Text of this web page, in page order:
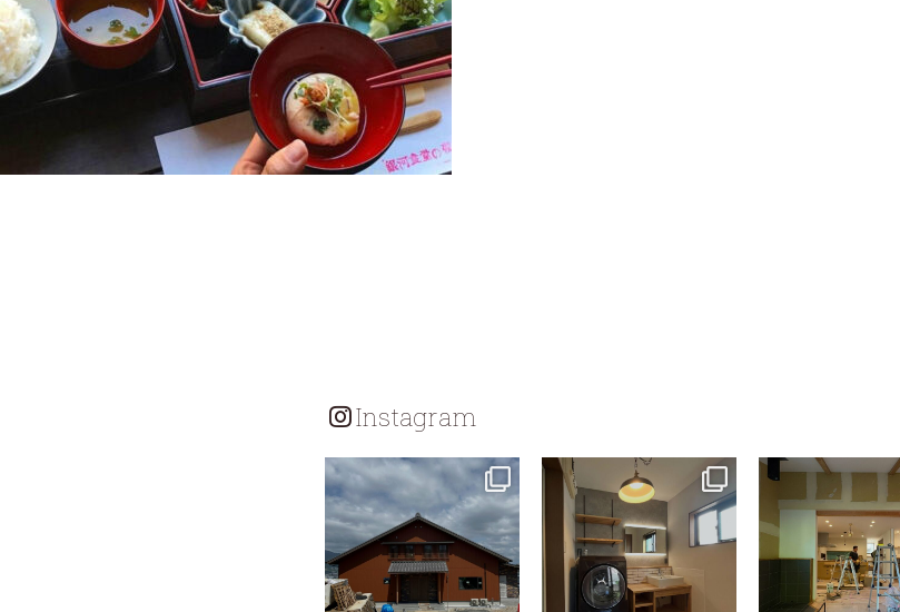
Instagram
tomohouseinc
tomohouseinc
7月 13
tomohouseinc